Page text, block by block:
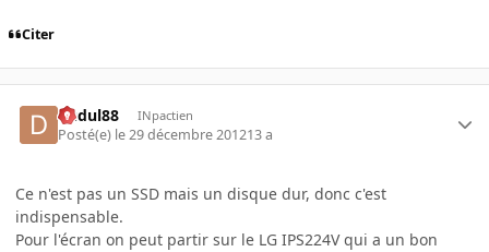
Citer
dudul88 INpactien
Posté(e) le 29 décembre 201213 a
Ce n'est pas un SSD mais un disque dur, donc c'est
indispensable.
Pour l'écran on peut partir sur le LG IPS224V qui a un bon